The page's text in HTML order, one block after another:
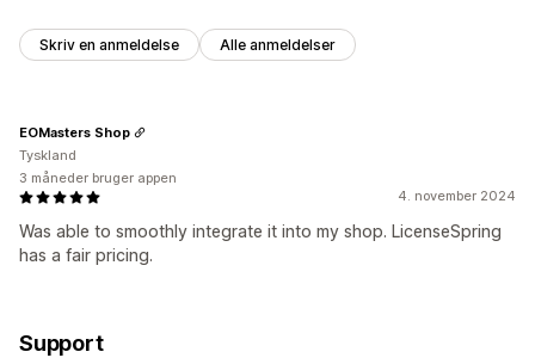
Skriv en anmeldelse Alle anmeldelser
4. november 2024
Was able to smoothly integrate it into my shop. LicenseSpring
has a fair pricing.
EOMasters Shop
Tyskland
3 måneder bruger appen
Support